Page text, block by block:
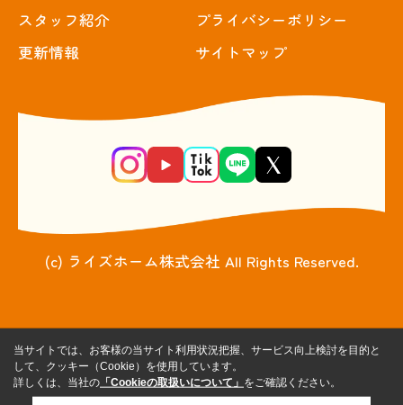
スタッフ紹介
更新情報
プライバシーポリシー
サイトマップ
(c) ライズホーム株式会社 All Rights Reserved.
当サイトでは、お客様の当サイト利用状況把握、サービス向上検討を目的と
して、クッキー（Cookie）を使用しています。
詳しくは、当社の 「Cookieの取扱いについて」 をご確認ください。